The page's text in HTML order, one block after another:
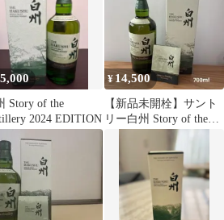
Story of the
2024 EDITION
¥ 14,500
【新品未開栓】サント
リー白州 Story of the